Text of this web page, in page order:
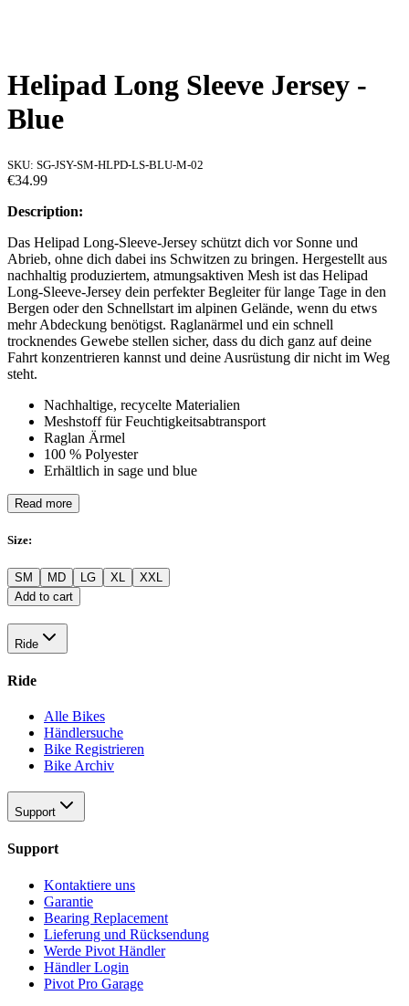
Helipad Long Sleeve Jersey -
Blue
SKU: SG-JSY-SM-HLPD-LS-BLU-M-02
€34.99
Description:
Das Helipad Long-Sleeve-Jersey schützt dich vor Sonne und
Abrieb, ohne dich dabei ins Schwitzen zu bringen. Hergestellt aus
nachhaltig produziertem, atmungsaktiven Mesh ist das Helipad
Long-Sleeve-Jersey dein perfekter Begleiter für lange Tage in den
Bergen oder den Schnellstart im alpinen Gelände, wenn du etws
mehr Abdeckung benötigst. Raglanärmel und ein schnell
trocknendes Gewebe stellen sicher, dass du dich ganz auf deine
Fahrt konzentrieren kannst und deine Ausrüstung dir nicht im Weg
steht.
Nachhaltige, recycelte Materialien
Meshstoff für Feuchtigkeitsabtransport
Raglan Ärmel
100 % Polyester
Erhältlich in sage und blue
Read more
Size:
SM MD LG XL
XXL
Add to cart
Ride
Ride
Alle Bikes
Händlersuche
Bike Registrieren
Bike Archiv
Support
Support
Kontaktiere uns
Garantie
Bearing Replacement
Lieferung und Rücksendung
Werde Pivot Händler
Händler Login
Pivot Pro Garage